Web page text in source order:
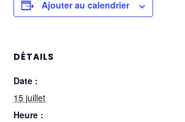
Ajouter au calendrier
DÉTAILS
Date :
15 juillet
Heure :